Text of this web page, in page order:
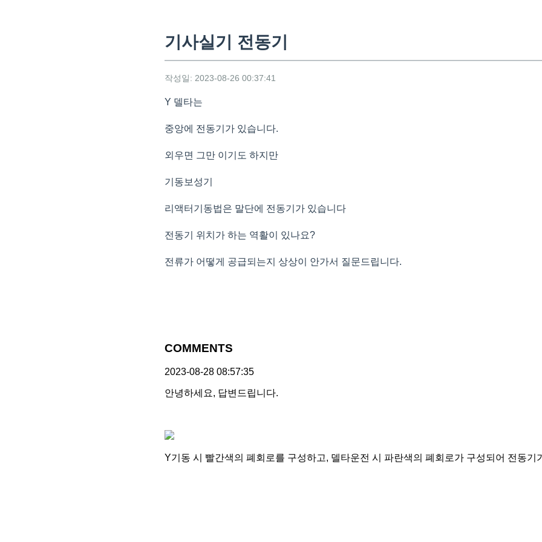
기사실기 전동기
작성일: 2023-08-26 00:37:41
Y 델타는
중앙에 전동기가 있습니다.
외우면 그만 이기도 하지만
기동보성기
리액터기동법은 말단에 전동기가 있습니다
전동기 위치가 하는 역활이 있나요?
전류가 어떻게 공급되는지 상상이 안가서 질문드립니다.
COMMENTS
2023-08-28 08:57:35
안녕하세요, 답변드립니다.
Y기동 시 빨간색의 폐회로를 구성하고, 델타운전 시 파란색의 폐회로가 구성되어 전동기